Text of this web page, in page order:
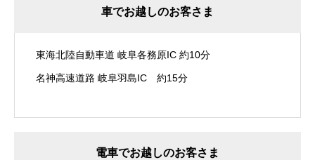
車でお越しのお客さま
東海北陸自動車道 岐阜各務原IC 約10分
名神高速道路 岐阜羽島IC 約15分
電車でお越しのお客さま